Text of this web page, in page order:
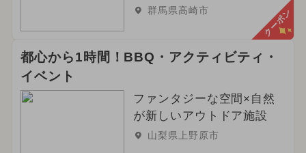
群馬県高崎市 クーポン
都心から1時間！BBQ・アクティビティ・
イベント
ファンタジーな空間×自然
が新しいアウトドア施設
山梨県上野原市